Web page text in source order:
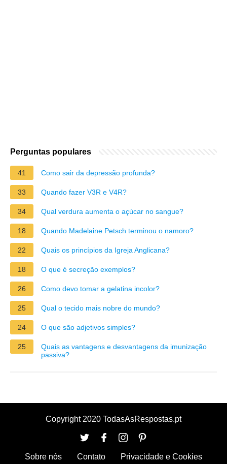
Perguntas populares
41 Como sair da depressão profunda?
33 Quando fazer V3R e V4R?
34 Qual verdura aumenta o açúcar no sangue?
18 Quando Madelaine Petsch terminou o namoro?
22 Quais os princípios da Igreja Anglicana?
18 O que é secreção exemplos?
26 Como devo tomar a gelatina incolor?
25 Qual o tecido mais nobre do mundo?
24 O que são adjetivos simples?
25
Quais as vantagens e desvantagens da imunização
passiva?
Copyright 2020 TodasAsRespostas.pt
Sobre nós Contato Privacidade e Cookies